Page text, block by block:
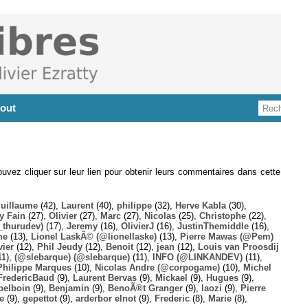
cliquer sur leur lien pour obtenir leurs commentaires dans cette
(42), Laurent (40), philippe (32), Herve Kabla (30),
Fain (27), Olivier (27), Marc (27), Nicolas (25), Christophe (22),
(17), Jeremy (16), OlivierJ (16), JustinThemiddle (16),
(13), Lionel LaskÃ© (@lionellaske) (13),
Pierre Mawas (@Pem)
(12), Phil Jeudy (12), Benoit (12), jean (12),
Louis van Proosdij
(@slebarque) (@slebarque) (11), INFO (@LINKANDEV) (11),
Marques (10), Nicolas Andre (@corpogame) (10),
Michel
(9), Laurent Bervas (9), Mickael (9), Hugues (9),
(9), Benjamin (9), BenoÃ®t Granger (9), laozi (9),
Pierre
(9), gepettot (9), arderbor elnot (9), Frederic (8), Marie (8),